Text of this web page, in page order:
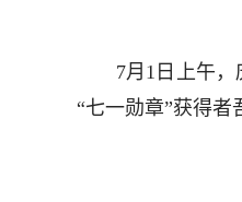
7月1日上午，庆
“七一勋章”获得